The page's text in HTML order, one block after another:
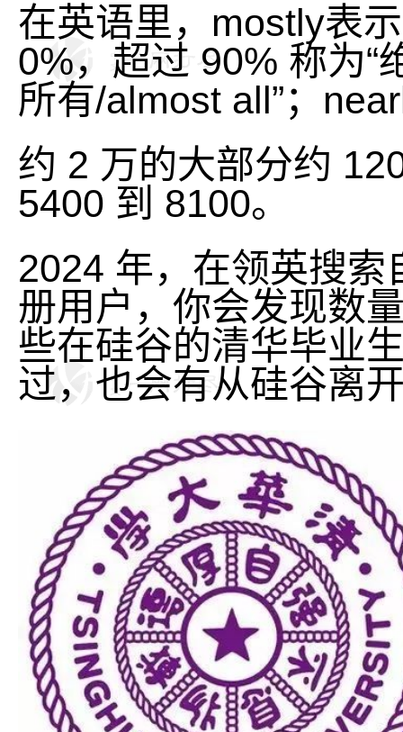
在英语里，mostly表
0%，超过 90% 称为“
所有/almost all”；
约 2 万的大部分约
5400 到 8100。
2024 年，在领英搜
册用户，你会发现数
些在硅谷的清华毕业
过，也会有从硅谷离